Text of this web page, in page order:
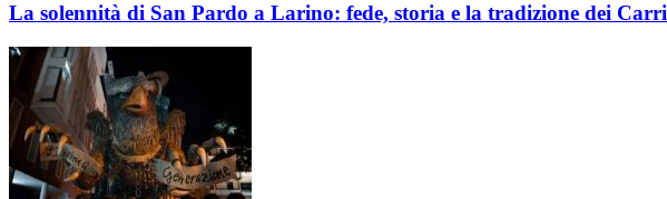
La solennità di San Pardo a Larino: fede, storia e la tradizione dei Carri